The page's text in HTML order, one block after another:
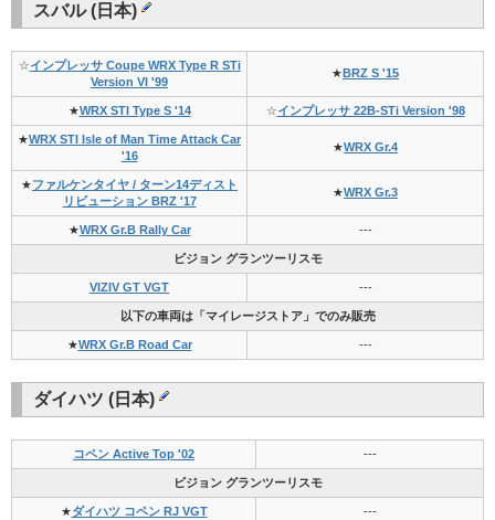
スバル (日本)
☆インプレッサ Coupe WRX Type R STi
Version VI '99
★BRZ S '15
★WRX STI Type S '14 ☆インプレッサ 22B-STi Version '98
★WRX STI Isle of Man Time Attack Car
'16
★WRX Gr.4
★ファルケンタイヤ / ターン14ディスト
リビューション BRZ '17
★WRX Gr.3
★WRX Gr.B Rally Car ---
ビジョン グランツーリスモ
VIZIV GT VGT ---
以下の車両は「マイレージストア」でのみ販売
★WRX Gr.B Road Car ---
ダイハツ (日本)
コペン Active Top '02 ---
ビジョン グランツーリスモ
★ダイハツ コペン RJ VGT ---